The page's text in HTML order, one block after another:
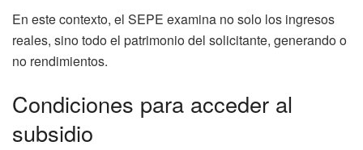
En este contexto, el SEPE examina no solo los ingresos
reales, sino todo el patrimonio del solicitante, generando o
no rendimientos.
Condiciones para acceder al
subsidio